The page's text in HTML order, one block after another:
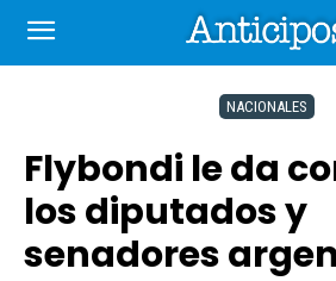
NACIONALES
Flybondi le da
los diputados y
senadores